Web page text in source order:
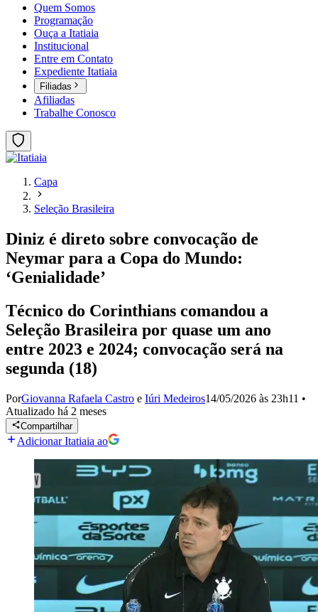
Quem Somos
Programação
Ouça a Itatiaia
Institucional
Entre em Contato
Expediente Itatiaia
Filiadas
Afiliadas
Trabalhe Conosco
Capa
Seleção Brasileira
Diniz é direto sobre convocação de
Neymar para a Copa do Mundo:
‘Genialidade’
Técnico do Corinthians comandou a
Seleção Brasileira por quase um ano
entre 2023 e 2024; convocação será na
segunda (18)
PorGiovanna Rafaela Castro e Iúri Medeiros14/05/2026 às 23h11 •
Atualizado há 2 meses
Compartilhar
Adicionar Itatiaia ao